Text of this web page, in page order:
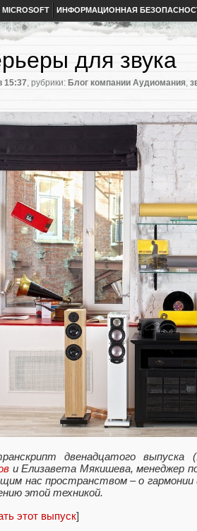
MICROSOFT ИНФОРМАЦИОННАЯ
для звука
15:37, рубрики: Блог компании Аудиомания,
двенадцатого выпуска
и Елизавета Мякишева, менеджер
нас пространством – о
этой техникой.
этот выпуск]